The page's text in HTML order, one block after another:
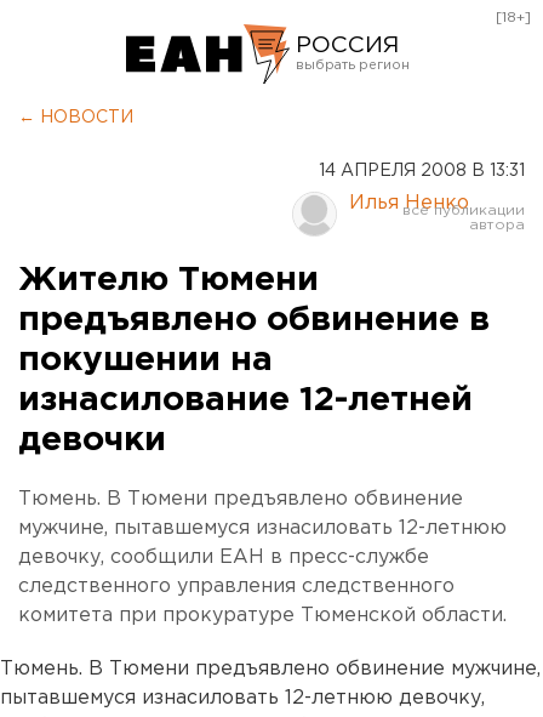
РОССИЯ
Курган
Оренбург
[18+]
← НОВОСТИ
14 АПРЕЛЯ 2008 В 13:31
Илья Ненко
Жителю Тюмени
предъявлено обвинение в
покушении на
изнасилование 12-летней
девочки
Тюмень. В Тюмени предъявлено обвинение
мужчине, пытавшемуся изнасиловать 12-летнюю
девочку, сообщили ЕАН в пресс-службе
следственного управления следственного
комитета при прокуратуре Тюменской области.
Тюмень. В Тюмени предъявлено обвинение мужчине,
пытавшемуся изнасиловать 12-летнюю девочку,